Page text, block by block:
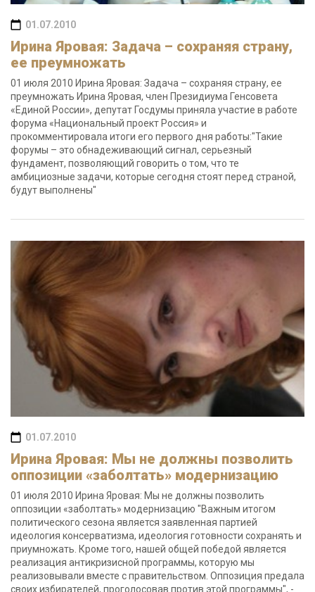
01.07.2010
Ирина Яровая: Задача – сохраняя страну,
ее преумножать
01 июля 2010 Ирина Яровая: Задача – сохраняя страну, ее
преумножать Ирина Яровая, член Президиума Генсовета
«Единой России», депутат Госдумы приняла участие в работе
форума «Национальный проект Россия» и
прокомментировала итоги его первого дня работы:"Такие
форумы – это обнадеживающий сигнал, серьезный
фундамент, позволяющий говорить о том, что те
амбициозные задачи, которые сегодня стоят перед страной,
будут выполнены"
01.07.2010
Ирина Яровая: Мы не должны позволить
оппозиции «заболтать» модернизацию
01 июля 2010 Ирина Яровая: Мы не должны позволить
оппозиции «заболтать» модернизацию "Важным итогом
политического сезона является заявленная партией
идеология консерватизма, идеология готовности сохранять и
приумножать. Кроме того, нашей общей победой является
реализация антикризисной программы, которую мы
реализовывали вместе с правительством. Оппозиция предала
своих избирателей, проголосовав против этой программы", -